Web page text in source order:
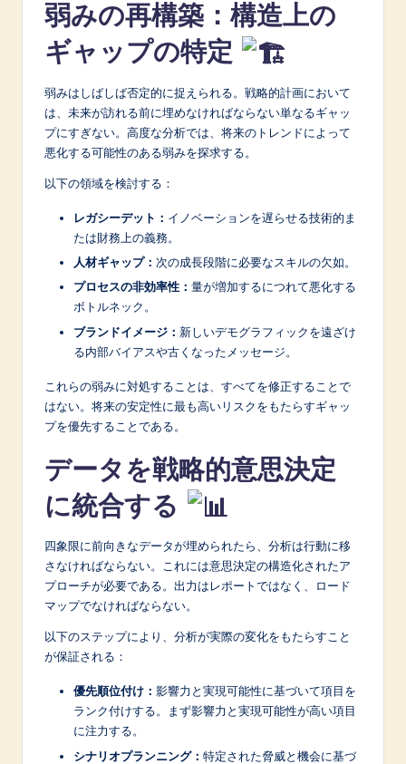
弱みの再構築：構造上の
ギャップの特定
弱みはしばしば否定的に捉えられる。戦略的計画において
は、未来が訪れる前に埋めなければならない単なるギャッ
プにすぎない。高度な分析では、将来のトレンドによって
悪化する可能性のある弱みを探求する。
以下の領域を検討する：
レガシーデット： イノベーションを遅らせる技術的ま
たは財務上の義務。
人材ギャップ： 次の成長段階に必要なスキルの欠如。
プロセスの非効率性： 量が増加するにつれて悪化する
ボトルネック。
ブランドイメージ： 新しいデモグラフィックを遠ざけ
る内部バイアスや古くなったメッセージ。
これらの弱みに対処することは、すべてを修正することで
はない。将来の安定性に最も高いリスクをもたらすギャッ
プを優先することである。
データを戦略的意思決定
に統合する
四象限に前向きなデータが埋められたら、分析は行動に移
さなければならない。これには意思決定の構造化されたア
プローチが必要である。出力はレポートではなく、ロード
マップでなければならない。
以下のステップにより、分析が実際の変化をもたらすこと
が保証される：
優先順位付け： 影響力と実現可能性に基づいて項目を
ランク付けする。まず影響力と実現可能性が高い項目
に注力する。
シナリオプランニング： 特定された脅威と機会に基づ